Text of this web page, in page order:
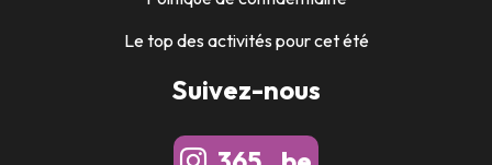
Le top des activités pour cet été
Suivez-nous